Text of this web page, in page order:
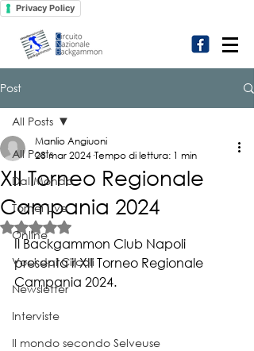
Privacy Policy
Post
All Posts
Dal Mondo
Tornei Live
Online
Voci dai Circoli
Newsletter
Interviste
Il mondo secondo Selveuse
All Posts
XII Torneo Regionale
Campania 2024
Manlio Angiuoni
28 mar 2024 Tempo di lettura: 1 min
Valutazione NaN stelle su 5.
Il Backgammon Club Napoli
presenta il XII Torneo Regionale
Campania 2024.